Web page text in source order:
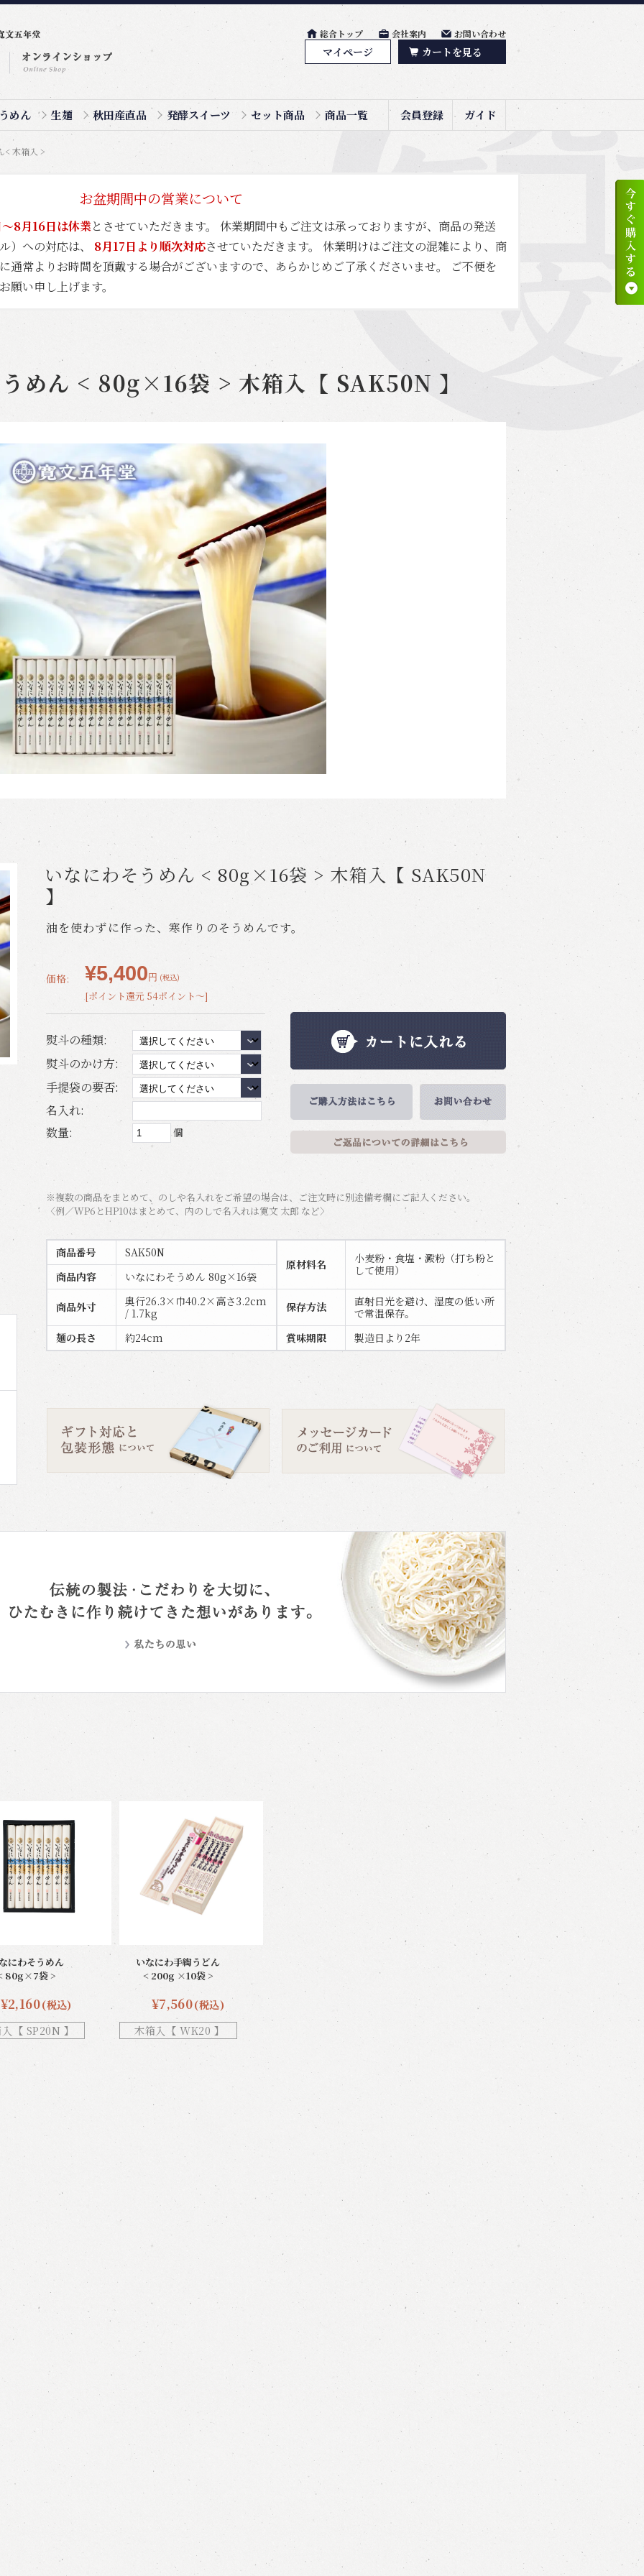
めん 生麺 秋田産直品 発酵スイーツ セット商品 商品一覧 会員登録 ガイド
総合トップ 会社案内 お問い合わせ
マイページ カートを見る
< 木箱入 >
お盆期間中の営業について
8月16日は休業とさせていただきます。 休業期間中もご注文は承っておりますが、商品の発送
）への対応は、 8月17日より順次対応させていただきます。 休業明けはご注文の混雑により、商
通常よりお時間を頂戴する場合がございますので、あらかじめご了承くださいませ。 ご不便を
願い申し上げます。
めん < 80g×16袋 > 木箱入【 SAK50N 】
いなにわそうめん < 80g×16袋 > 木箱入【 SAK50N
】
油を使わずに作った、寒作りのそうめんです。
価格: ¥5,400 円 (税込)
[ポイント還元 54ポイント～]
熨斗の種類:
熨斗のかけ方:
手提袋の要否:
名入れ:
数量:
個
※複数の商品をまとめて、のしや名入れをご希望の場合は、ご注文時に別途備考欄にご記入ください。
〈例／WP6とHP10はまとめて、内のしで名入れは寛文 太郎 など〉
商品番号
SAK50N
原材料名
小麦粉・食塩・澱粉（打ち粉と
して使用）
商品内容 いなにわそうめん 80g×16袋
商品外寸
奥行26.3×巾40.2×高さ3.2cm
/ 1.7kg
保存方法
直射日光を避け、湿度の低い所
で常温保存。
麺の長さ
約24cm 賞味期限 製造日より2年
にわそうめん
80g×7袋 >
¥2,160(税込)
【 SP20N 】
いなにわ手綯うどん
< 200g ×10袋 >
¥7,560(税込)
木箱入【 WK20 】